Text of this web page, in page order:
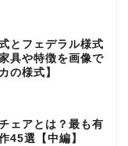
とフェデラル様式
具や特徴を画像で
の様式】
ェアとは？最も有
45選【中編】